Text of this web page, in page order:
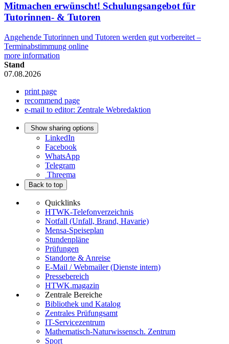
Mitmachen erwünscht! Schulungsangebot für
Tutorinnen- & Tutoren
Angehende Tutorinnen und Tutoren werden gut vorbereitet –
Terminabstimmung online
more information
Stand
07.08.2026
print page
recommend page
e-mail to editor: Zentrale Webredaktion
Show sharing options
LinkedIn
Facebook
WhatsApp
Telegram
Threema
Back to top
Quicklinks
HTWK-Telefonverzeichnis
Notfall (Unfall, Brand, Havarie)
Mensa-Speiseplan
Stundenpläne
Prüfungen
Standorte & Anreise
E-Mail / Webmailer (Dienste intern)
Pressebereich
HTWK.magazin
Zentrale Bereiche
Bibliothek und Katalog
Zentrales Prüfungsamt
IT-Servicezentrum
Mathematisch-Naturwissensch. Zentrum
Sport